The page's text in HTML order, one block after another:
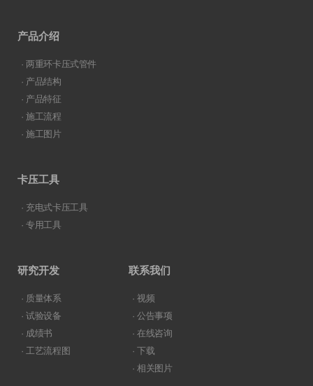
产品介绍
· 两重环卡压式管件
· 产品结构
· 产品特征
· 施工流程
· 施工图片
卡压工具
· 充电式卡压工具
· 专用工具
研究开发
· 质量体系
· 试验设备
· 成绩书
· 工艺流程图
联系我们
· 视频
· 公告事项
· 在线咨询
· 下载
· 相关图片